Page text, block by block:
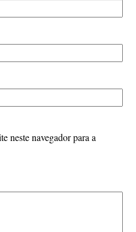
neste navegador para a